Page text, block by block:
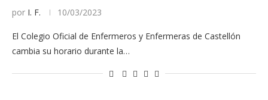
por I. F. 10/03/2023
El Colegio Oficial de Enfermeros y Enfermeras de Castellón
cambia su horario durante la…